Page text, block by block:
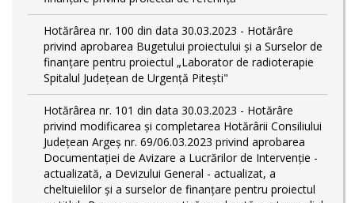
Hotărârea nr. 100 din data 30.03.2023 - Hotărâre
privind aprobarea Bugetului proiectului și a Surselor de
finanțare pentru proiectul „Laborator de radioterapie
Spitalul Județean de Urgență Pitești"
Hotărârea nr. 101 din data 30.03.2023 - Hotărâre
privind modificarea și completarea Hotărârii Consiliului
Județean Argeș nr. 69/06.03.2023 privind aprobarea
Documentației de Avizare a Lucrărilor de Intervenție -
actualizată, a Devizului General - actualizat, a
cheltuielilor și a surselor de finanțare pentru proiectul